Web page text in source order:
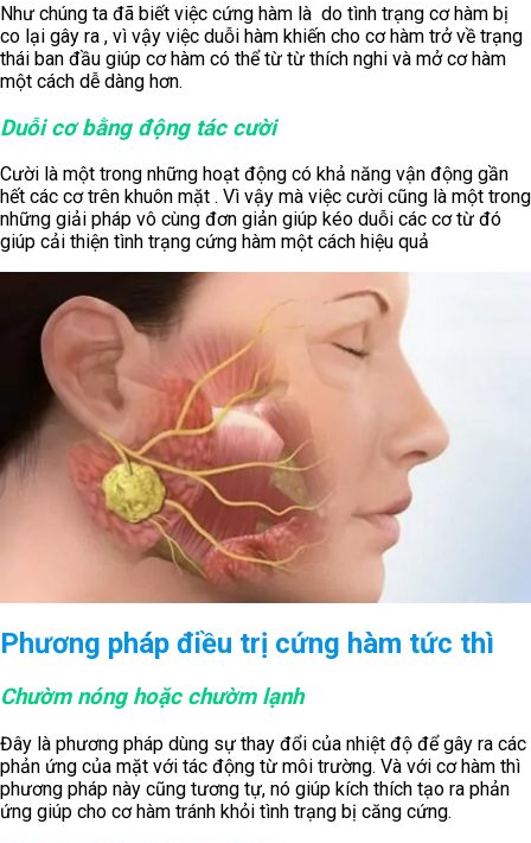
Như chúng ta đã biết việc cứng hàm là do tình trạng cơ hàm bị
co lại gây ra , vì vậy việc duỗi hàm khiến cho cơ hàm trở về trạng
thái ban đầu giúp cơ hàm có thể từ từ thích nghi và mở cơ hàm
một cách dễ dàng hơn.
Duỗi cơ bằng động tác cười
Cười là một trong những hoạt động có khả năng vận động gần
hết các cơ trên khuôn mặt . Vì vậy mà việc cười cũng là một trong
những giải pháp vô cùng đơn giản giúp kéo duỗi các cơ từ đó
giúp cải thiện tình trạng cứng hàm một cách hiệu quả
Phương pháp điều trị cứng hàm tức thì
Chườm nóng hoặc chườm lạnh
Đây là phương pháp dùng sự thay đổi của nhiệt độ để gây ra các
phản ứng của mặt với tác động từ môi trường. Và với cơ hàm thì
phương pháp này cũng tương tự, nó giúp kích thích tạo ra phản
ứng giúp cho cơ hàm tránh khỏi tình trạng bị căng cứng.